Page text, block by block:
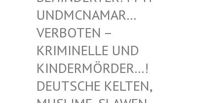
NDMCNAMAR… V
ERBOTEN – K
RIMINELLE UND K
INDERMÖRDER…! D
EUTSCHE KELTEN, M